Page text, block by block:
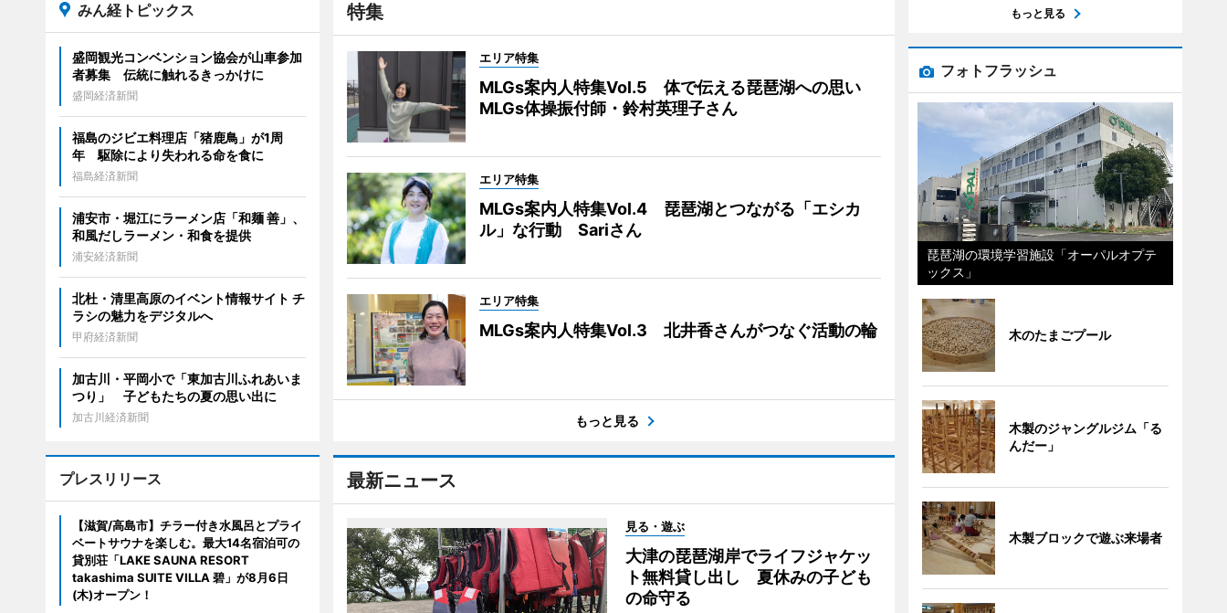
特集
エリア特集
MLGs案内人特集Vol.5 体で伝える琵琶湖への思い
MLGs体操振付師・鈴村英理子さん
エリア特集
MLGs案内人特集Vol.4 琵琶湖とつながる「エシカ
ル」な行動 Sariさん
エリア特集
MLGs案内人特集Vol.3 北井香さんがつなぐ活動の輪
もっと見る
最新ニュース
見る・遊ぶ
大津の琵琶湖岸でライフジャケッ
ト無料貸し出し 夏休みの子ども
の命守る
みん経トピックス
盛岡観光コンベンション協会が山車参加
者募集 伝統に触れるきっかけに
盛岡経済新聞
福島のジビエ料理店「猪鹿鳥」が1周
年 駆除により失われる命を食に
福島経済新聞
浦安市・堀江にラーメン店「和麺 善」、
和風だしラーメン・和食を提供
浦安経済新聞
北杜・清里高原のイベント情報サイト チ
ラシの魅力をデジタルへ
甲府経済新聞
加古川・平岡小で「東加古川ふれあいま
つり」 子どもたちの夏の思い出に
加古川経済新聞
プレスリリース
【滋賀/高島市】チラー付き水風呂とプライ
ベートサウナを楽しむ。最大14名宿泊可の
貸別荘「LAKE SAUNA RESORT
takashima SUITE VILLA 碧」が8月6日
(木)オープン！
もっと見る
フォトフラッシュ
琵琶湖の環境学習施設「オーパルオプテ
ックス」
木のたまごプール
木製のジャングルジム「る
んだー」
木製ブロックで遊ぶ来場者